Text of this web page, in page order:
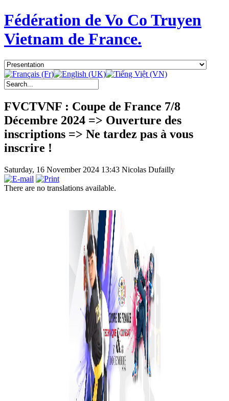
Fédération de Vo Co Truyen
Vietnam de France.
FVCTVNF : Coupe de France 7/8
Décembre 2024 => Ouverture des
inscriptions => Ne tardez pas à vous
inscrire !
Saturday, 16 November 2024 13:43 Nicolas Dufailly
There are no translations available.